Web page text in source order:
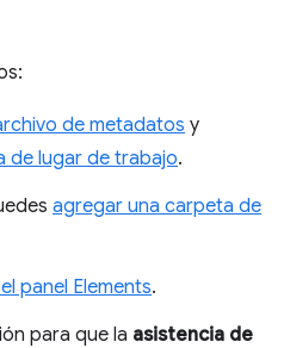
de metadatos y
de lugar de trabajo.
agregar una carpeta de
panel Elements.
para que la asistencia de